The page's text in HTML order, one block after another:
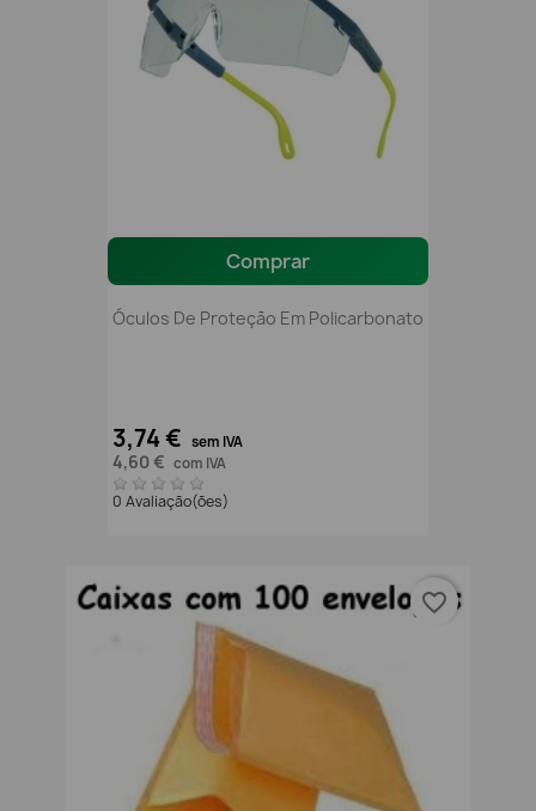
Comprar
Óculos De Proteção Em Policarbonato
3,74 € sem IVA
4,60 € com IVA
0 Avaliação(ões)
favorite_border